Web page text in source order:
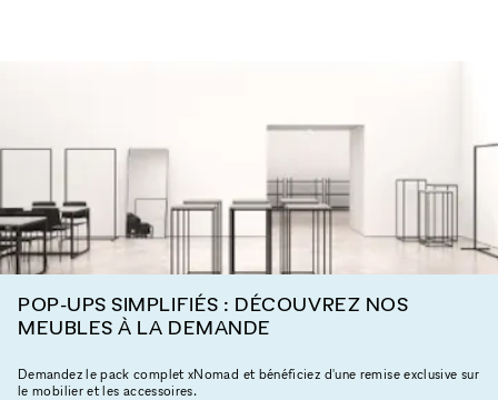
POP-UPS SIMPLIFIÉS : DÉCOUVREZ NOS
MEUBLES À LA DEMANDE
Demandez le pack complet xNomad et bénéficiez d'une remise exclusive sur
le mobilier et les accessoires.